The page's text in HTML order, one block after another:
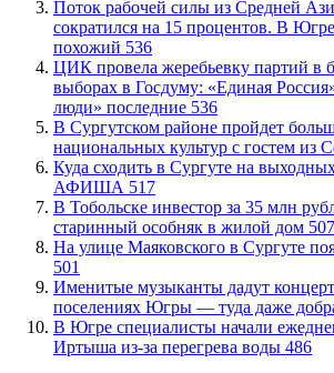
Поток рабочей силы из Средней
сократился на 15 процентов. В Югре
похожий 536
ЦИК провела жеребьевку партий в
выборах в Госдуму: «Единая
люди» последние 536
В Сургутском районе пройдет
национальных культур с гостем из
​Куда сходить в Сургуте на
АФИША 517
В Тобольске инвестор за 35 млн
старинный особняк в жилой дом 507
​На улице Маяковского в Сургуте
501
Именитые музыканты дадут
поселениях Югры — туда даже
В Югре специалисты начали
Иртыша из-за перегрева воды 486